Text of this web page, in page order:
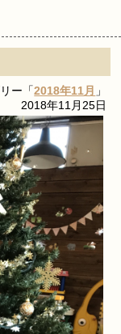
ー「2018年11月 」
2018年11月25日